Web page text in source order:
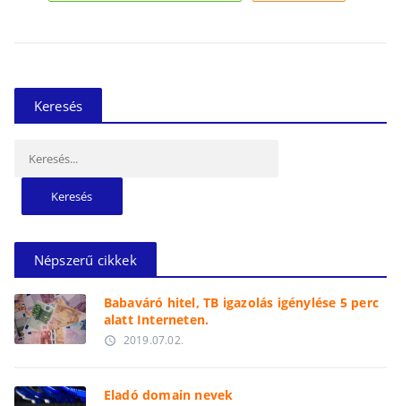
Keresés
Népszerű cikkek
Babaváró hitel, TB igazolás igénylése 5 perc
alatt Interneten.
access_time 2019.07.02.
Eladó domain nevek